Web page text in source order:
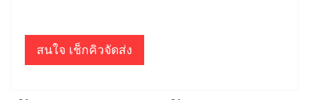
สนใจ เช็กคิวจัดส่ง